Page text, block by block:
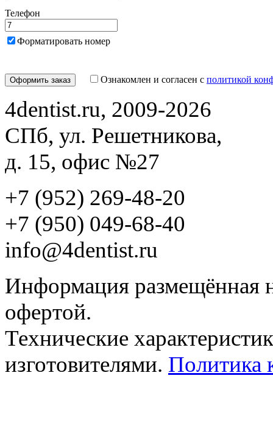
Телефон
Форматировать номер
Ознакомлен и согласен с политикой
4dentist.ru, 2009-2026
СПб, ул. Решетникова,
д. 15, офис №27
+7 (952) 269-48-20
‪+7 (950) 049-68-40
info@4dentist.ru
Информация размещённая
офертой.
Технические
изготовителями. Политика